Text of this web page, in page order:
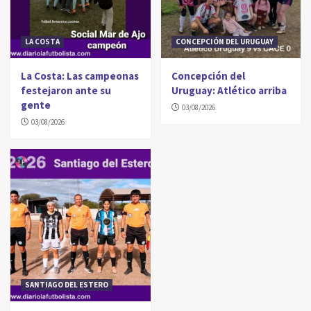
LA COSTA
La Costa: Las campeonas
festejaron ante su
gente
03/08/2026
CONCEPCIÓN DEL URUGUAY
Concepción del
Uruguay: Atlético arriba
03/08/2026
SANTIAGO DEL ESTERO